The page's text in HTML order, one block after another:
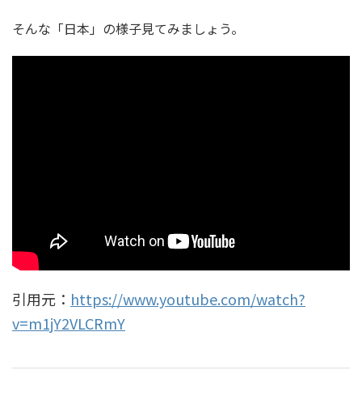
そんな「日本」の様子見てみましょう。
引用元： https://www.youtube.com/watch?
v=m1jY2VLCRmY